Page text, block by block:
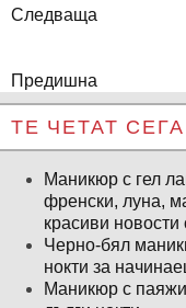
Следваща
Предишна
ТЕ ЧЕТАТ СЕГА
Маникюр с гел
френски, луна,
красиви новости
Черно-бял
нокти за
Маникюр с